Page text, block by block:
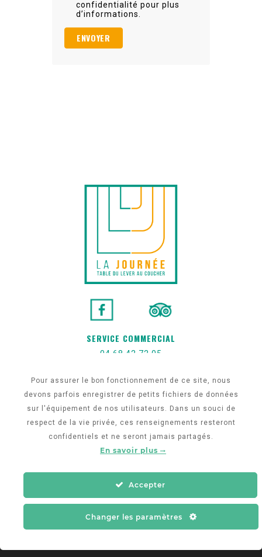
confidentialité pour plus
d’informations.
SERVICE COMMERCIAL
04 68 42 72 05
Politique de
Pour assurer le bon fonctionnement de ce site, nous
devons parfois enregistrer de petits fichiers de données
sur l'équipement de nos utilisateurs. Dans un souci de
respect de la vie privée, ces renseignements resteront
confidentiels et ne seront jamais partagés.
En savoir plus
Accepter
Changer les paramètres